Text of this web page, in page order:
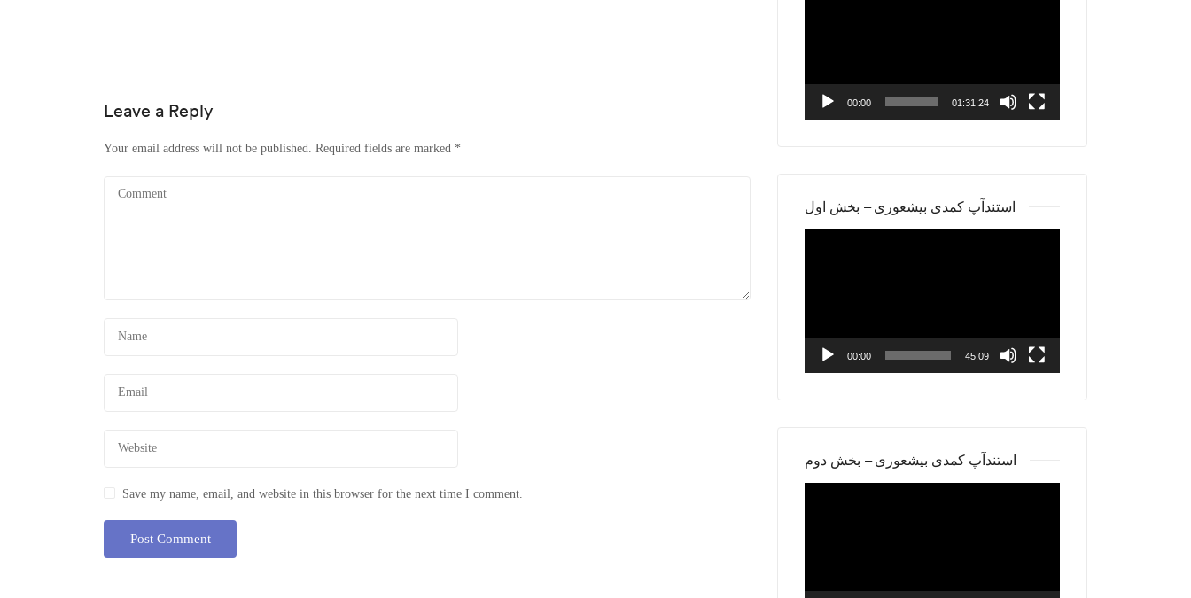
Leave a Reply
Your email address will not be published. Required fields are marked *
Save my name, email, and website in this browser for the next time I comment.
00:00 01:31:24
استندآپ کمدی بیشعوری – بخش اول
00:00 45:09
استندآپ کمدی بیشعوری – بخش دوم